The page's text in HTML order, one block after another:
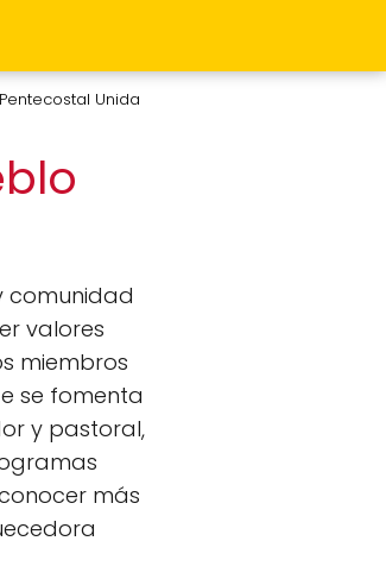
Unida
comunidad
valores
miembros
se fomenta
y pastoral,
más